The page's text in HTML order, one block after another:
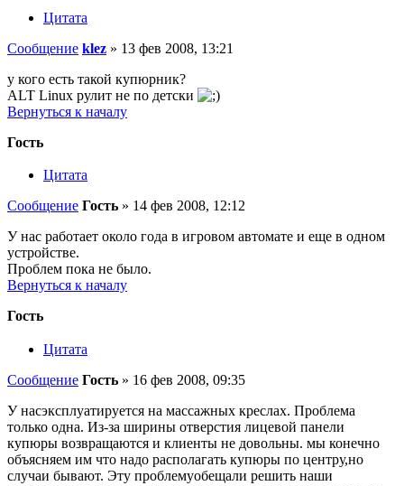
Цитата
Сообщение klez » 13 фев 2008, 13:21
у кого есть такой купюрник?
ALT Linux рулит не по детски
Вернуться к началу
Гость
Цитата
Сообщение Гость » 14 фев 2008, 12:12
У нас работает около года в игровом автомате и еще в одном
устройстве.
Проблем пока не было.
Вернуться к началу
Гость
Цитата
Сообщение Гость » 16 фев 2008, 09:35
У насэксплуатируется на массажных креслах. Проблема
только одна. Из-за ширины отверстия лицевой панели
купюры возвращаются и клиенты не довольны. мы конечно
объясняем им что надо располагать купюры по центру,но
случаи бывают. Эту проблемуобещали решить наши